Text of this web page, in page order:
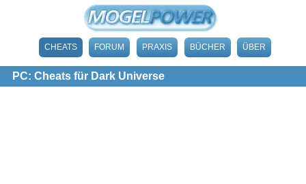
CHEATS FORUM PRAXIS BÜCHER ÜBER
PC: Cheats für Dark Universe